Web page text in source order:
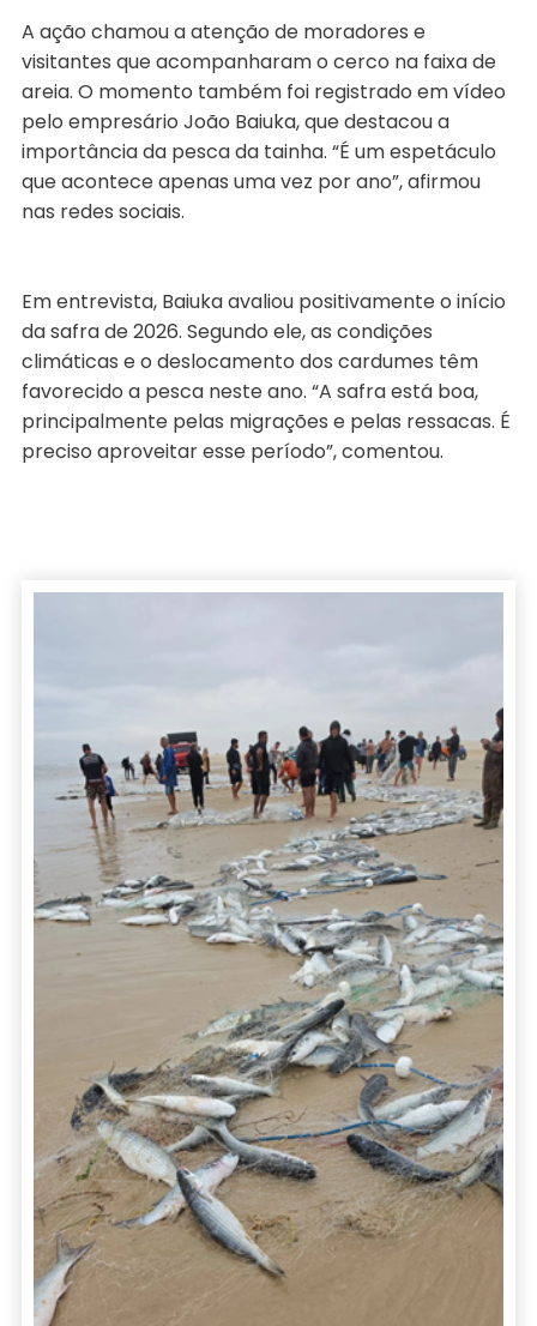
A ação chamou a atenção de moradores e
visitantes que acompanharam o cerco na faixa de
areia. O momento também foi registrado em vídeo
pelo empresário João Baiuka, que destacou a
importância da pesca da tainha. “É um espetáculo
que acontece apenas uma vez por ano”, afirmou
nas redes sociais.
Em entrevista, Baiuka avaliou positivamente o início
da safra de 2026. Segundo ele, as condições
climáticas e o deslocamento dos cardumes têm
favorecido a pesca neste ano. “A safra está boa,
principalmente pelas migrações e pelas ressacas. É
preciso aproveitar esse período”, comentou.